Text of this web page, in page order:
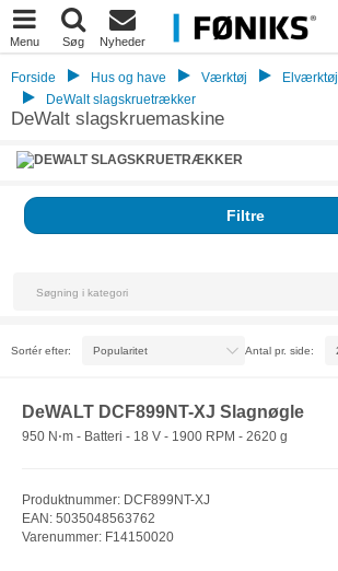
Menu Søg Nyheder
Forside Hus og have Værktøj Elværktøj
DeWalt slagskruetrækker
DeWalt slagskruemaskine
Filtre
Sortér efter: Antal pr. side:
DeWALT DCF899NT-XJ Slagnøgle
950 N⋅m - Batteri - 18 V - 1900 RPM - 2620 g
Produktnummer: DCF899NT-XJ
EAN: 5035048563762
Varenummer: F14150020